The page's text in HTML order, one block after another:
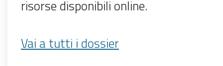
risorse disponibili online.
Vai a tutti i dossier